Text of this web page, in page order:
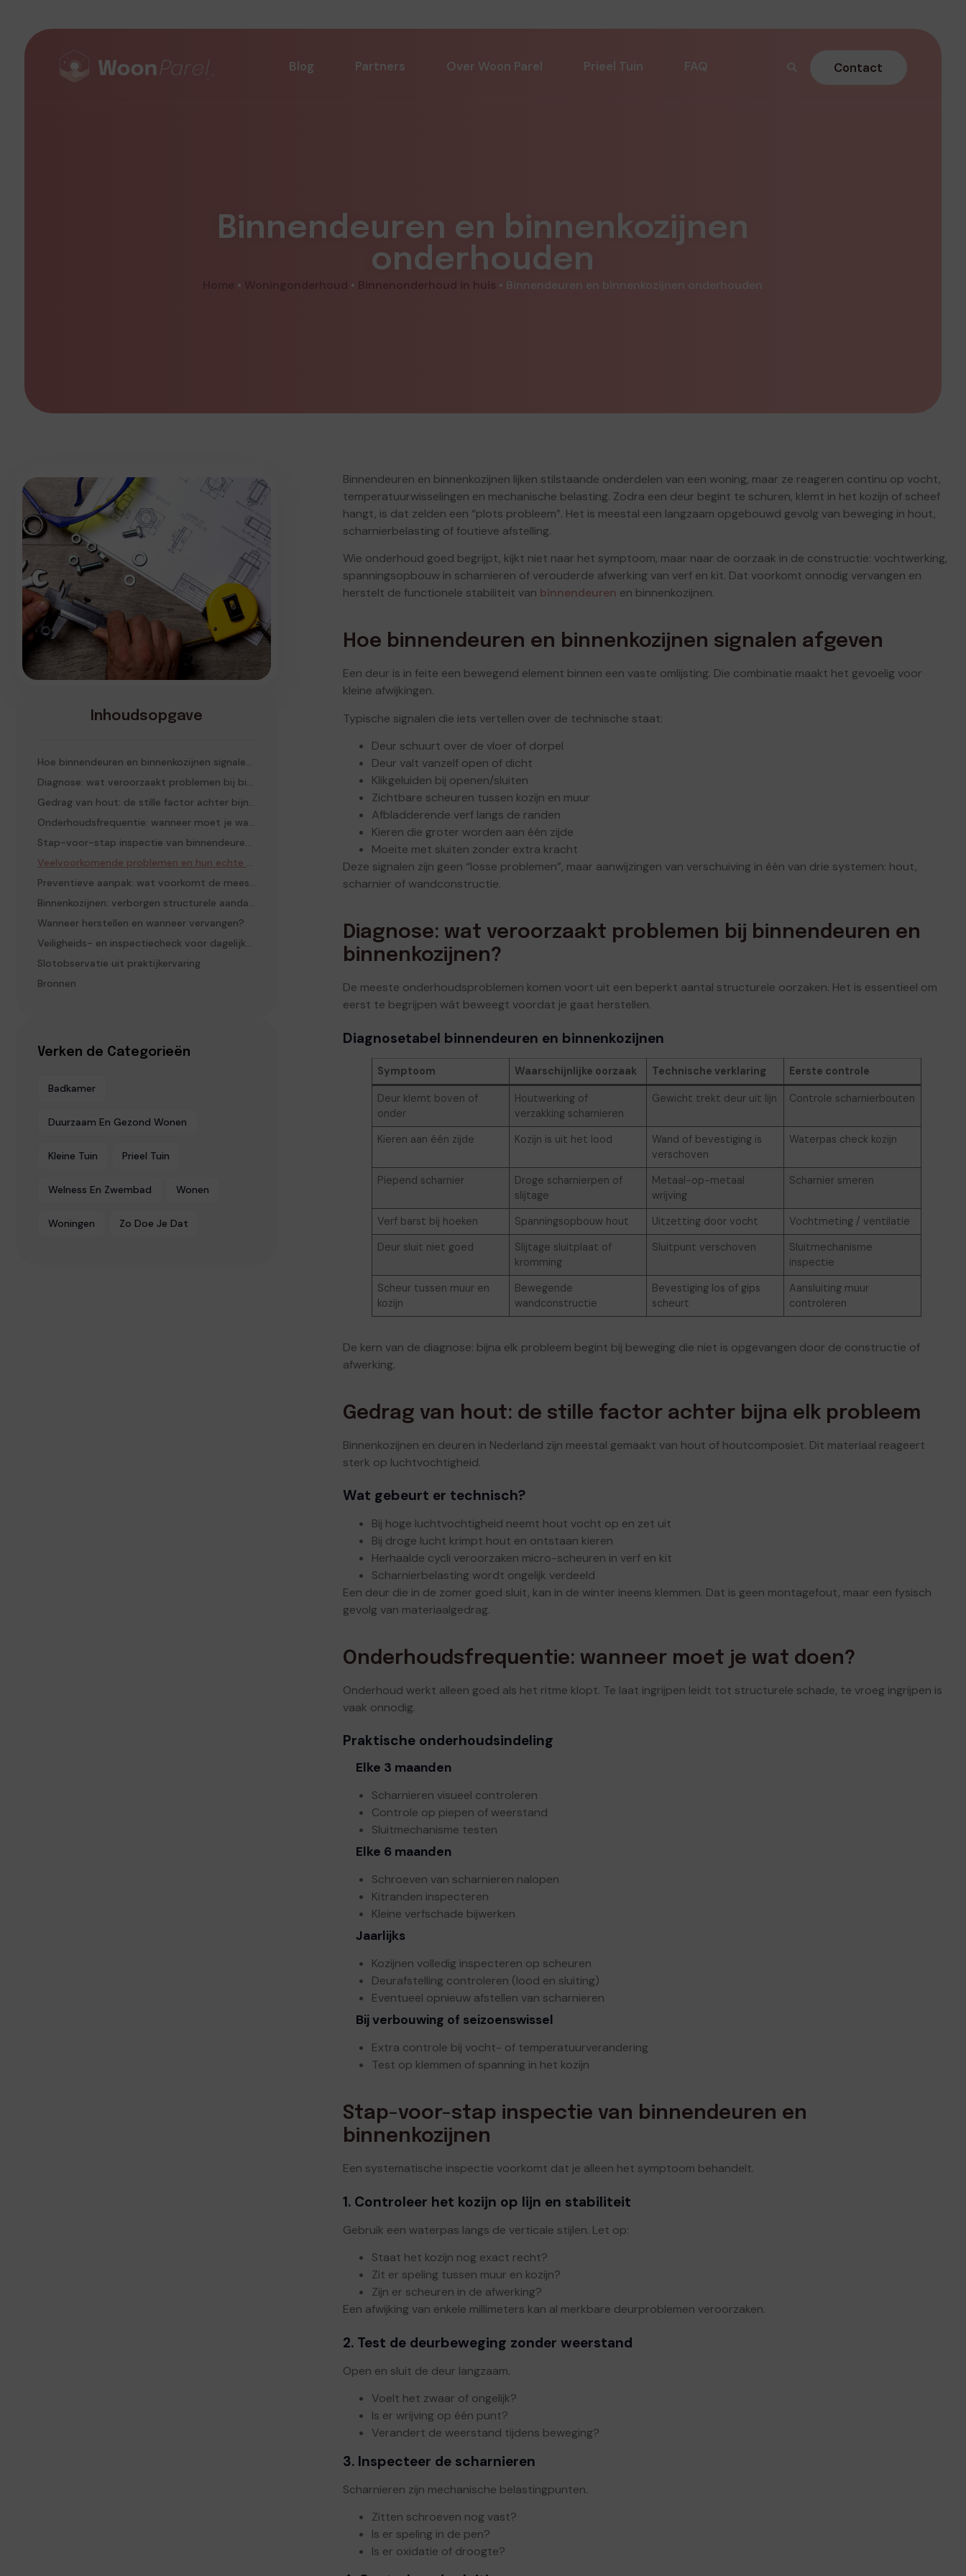
Blog Partners Over Woon Parel Prieel Tuin FAQ Contact
Binnendeuren en binnenkozijnen
onderhouden
Home • Woningonderhoud • Binnenonderhoud in huis • Binnendeuren en binnenkozijnen onderhouden
Inhoudsopgave
Hoe binnendeuren en binnenkozijnen signalen afgeven
Diagnose: wat veroorzaakt problemen bij binnendeuren en binnenkozijnen?
Gedrag van hout: de stille factor achter bijna elk probleem
Onderhoudsfrequentie: wanneer moet je wat doen?
Stap-voor-stap inspectie van binnendeuren en binnenkozijnen
Veelvoorkomende problemen en hun echte oorzaak
Preventieve aanpak: wat voorkomt de meeste schade
Binnenkozijnen: verborgen structurele aandachtspunten
Wanneer herstellen en wanneer vervangen?
Veiligheids- en inspectiecheck voor dagelijks gebruik
Slotobservatie uit praktijkervaring
Bronnen
Verken de Categorieën
Badkamer
Duurzaam En Gezond Wonen
Kleine Tuin Prieel Tuin
Welness En Zwembad Wonen
Woningen Zo Doe Je Dat
Binnendeuren en binnenkozijnen lijken stilstaande onderdelen van een woning, maar ze reageren continu op vocht,
temperatuurwisselingen en mechanische belasting. Zodra een deur begint te schuren, klemt in het kozijn of scheef
hangt, is dat zelden een “plots probleem”. Het is meestal een langzaam opgebouwd gevolg van beweging in hout,
scharnierbelasting of foutieve afstelling.
Wie onderhoud goed begrijpt, kijkt niet naar het symptoom, maar naar de oorzaak in de constructie: vochtwerking,
spanningsopbouw in scharnieren of verouderde afwerking van verf en kit. Dat voorkomt onnodig vervangen en
herstelt de functionele stabiliteit van binnendeuren en binnenkozijnen.
Hoe binnendeuren en binnenkozijnen signalen afgeven
Een deur is in feite een bewegend element binnen een vaste omlijsting. Die combinatie maakt het gevoelig voor
kleine afwijkingen.
Typische signalen die iets vertellen over de technische staat:
Deur schuurt over de vloer of dorpel
Deur valt vanzelf open of dicht
Klikgeluiden bij openen/sluiten
Zichtbare scheuren tussen kozijn en muur
Afbladderende verf langs de randen
Kieren die groter worden aan één zijde
Moeite met sluiten zonder extra kracht
Deze signalen zijn geen “losse problemen”, maar aanwijzingen van verschuiving in één van drie systemen: hout,
scharnier of wandconstructie.
Diagnose: wat veroorzaakt problemen bij binnendeuren en
binnenkozijnen?
De meeste onderhoudsproblemen komen voort uit een beperkt aantal structurele oorzaken. Het is essentieel om
eerst te begrijpen wát beweegt voordat je gaat herstellen.
Diagnosetabel binnendeuren en binnenkozijnen
Symptoom Waarschijnlijke oorzaak Technische verklaring Eerste controle
Deur klemt boven of
onder
Houtwerking of
verzakking scharnieren
Gewicht trekt deur uit lijn Controle scharnierbouten
Kieren aan één zijde Kozijn is uit het lood
Wand of bevestiging is
verschoven
Waterpas check kozijn
Piepend scharnier
Droge scharnierpen of
slijtage
Metaal-op-metaal
wrijving
Scharnier smeren
Verf barst bij hoeken Spanningsopbouw hout Uitzetting door vocht
Vochtmeting / ventilatie
Deur sluit niet goed
Slijtage sluitplaat of
kromming
Sluitpunt verschoven
Sluitmechanisme
inspectie
Scheur tussen muur en
kozijn
Bewegende
wandconstructie
Bevestiging los of gips
scheurt
Aansluiting muur
controleren
De kern van de diagnose: bijna elk probleem begint bij beweging die niet is opgevangen door de constructie of
afwerking.
Gedrag van hout: de stille factor achter bijna elk probleem
Binnenkozijnen en deuren in Nederland zijn meestal gemaakt van hout of houtcomposiet. Dit materiaal reageert
sterk op luchtvochtigheid.
Wat gebeurt er technisch?
Bij hoge luchtvochtigheid neemt hout vocht op en zet uit
Bij droge lucht krimpt hout en ontstaan kieren
Herhaalde cycli veroorzaken micro-scheuren in verf en kit
Scharnierbelasting wordt ongelijk verdeeld
Een deur die in de zomer goed sluit, kan in de winter ineens klemmen. Dat is geen montagefout, maar een fysisch
gevolg van materiaalgedrag.
Onderhoudsfrequentie: wanneer moet je wat doen?
Onderhoud werkt alleen goed als het ritme klopt. Te laat ingrijpen leidt tot structurele schade, te vroeg ingrijpen is
vaak onnodig.
Praktische onderhoudsindeling
Elke 3 maanden
Scharnieren visueel controleren
Controle op piepen of weerstand
Sluitmechanisme testen
Elke 6 maanden
Schroeven van scharnieren nalopen
Kitranden inspecteren
Kleine verfschade bijwerken
Jaarlijks
Kozijnen volledig inspecteren op scheuren
Deurafstelling controleren (lood en sluiting)
Eventueel opnieuw afstellen van scharnieren
Bij verbouwing of seizoenswissel
Extra controle bij vocht- of temperatuurverandering
Test op klemmen of spanning in het kozijn
Stap-voor-stap inspectie van binnendeuren en
binnenkozijnen
Een systematische inspectie voorkomt dat je alleen het symptoom behandelt.
1. Controleer het kozijn op lijn en stabiliteit
Gebruik een waterpas langs de verticale stijlen. Let op:
Staat het kozijn nog exact recht?
Zit er speling tussen muur en kozijn?
Zijn er scheuren in de afwerking?
Een afwijking van enkele millimeters kan al merkbare deurproblemen veroorzaken.
2. Test de deurbeweging zonder weerstand
Open en sluit de deur langzaam.
Voelt het zwaar of ongelijk?
Is er wrijving op één punt?
Verandert de weerstand tijdens beweging?
3. Inspecteer de scharnieren
Scharnieren zijn mechanische belastingpunten.
Zitten schroeven nog vast?
Is er speling in de pen?
Is er oxidatie of droogte?